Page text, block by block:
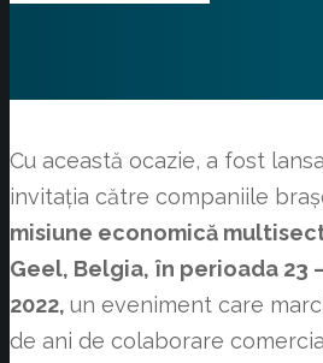
Cu această ocazie, a fost
invitația către companiile
misiune economică
Geel, Belgia, în perioada 23
2022, un eveniment care
de ani de colaborare